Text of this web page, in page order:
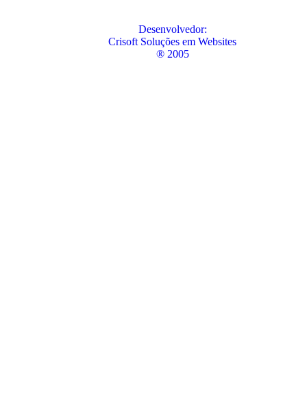
Desenvolvedor:
Crisoft Soluções em Websites
® 2005